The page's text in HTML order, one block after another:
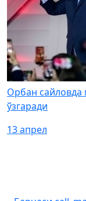
Орбан сайловда
ўзгаради
13 апрел